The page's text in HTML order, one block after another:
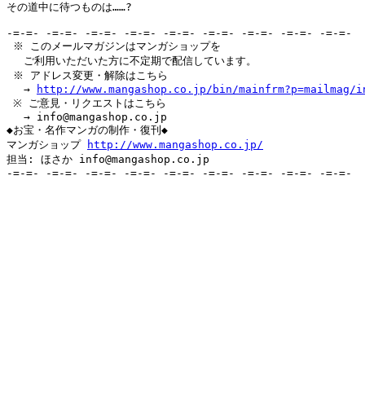
その道中に待つものは……?
-=-=- -=-=- -=-=- -=-=- -=-=- -=-=- -=-=- -=-=- -=-=-
※ このメールマガジンはマンガショップを
ご利用いただいた方に不定期で配信しています。
※ アドレス変更・解除はこちら
→
http://www.mangashop.co.jp/bin/mainfrm?p=mailmag/
※ ご意見・リクエストはこちら
→ info@mangashop.co.jp
◆お宝・名作マンガの制作・復刊◆
マンガショップ http://www.mangashop.co.jp/
担当: ほさか info@mangashop.co.jp
-=-=- -=-=- -=-=- -=-=- -=-=- -=-=- -=-=- -=-=- -=-=-